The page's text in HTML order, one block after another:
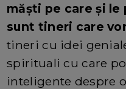
măști pe care și
sunt tineri care
tineri cu idei
spirituali cu care
inteligente despre